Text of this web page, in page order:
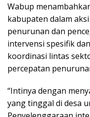
Wabup
kabupaten dalam
penurunan dan
intervensi spesifik
koordinasi lintas
percepatan
“Intinya dengan
yang tinggal di desa